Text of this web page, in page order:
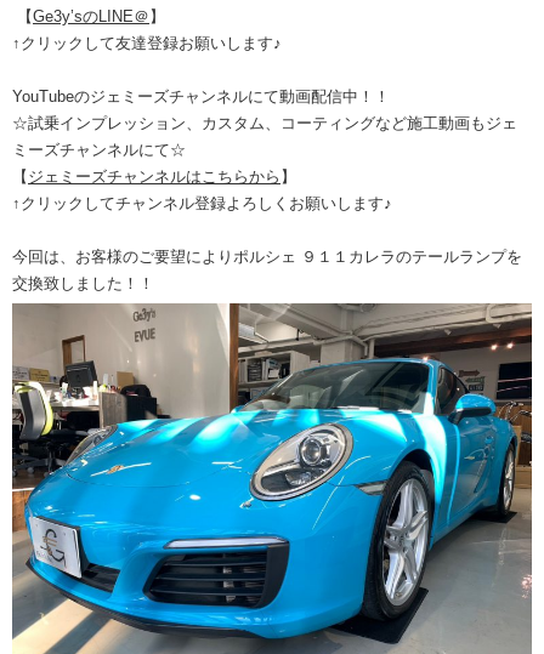
【Ge3y’sのLINE＠ 】
↑ クリックして友達登録お願いします♪
YouTubeのジェミーズチャンネルにて動画配信中！！
☆試乗インプレッション、カスタム、コーティングなど施工動画もジェ
ミーズチャンネルにて☆
【 ジェミーズチャンネルはこちらから 】
↑クリックしてチャンネル登録よろしくお願いします♪
今回は、お客様のご要望によりポルシェ ９１１カレラのテールランプを
交換致しました！！